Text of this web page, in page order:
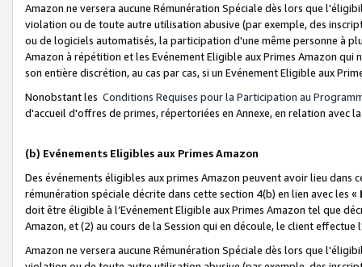
Amazon ne versera aucune Rémunération Spéciale dès lors que
violation ou de toute autre utilisation abusive (par exemple, des
ou de logiciels automatisés, la participation d'une même personne à
Amazon à répétition et les Evénement Eligible aux Primes Amazon qui
son entière discrétion, au cas par cas, si un Evénement Eligible aux
Nonobstant les Conditions Requises pour la Participation au
d'accueil d'offres de primes, répertoriées en Annexe, en relation avec
(b) Evénements Eligibles aux Primes Amazon
Des événements éligibles aux primes Amazon peuvent avoir lieu dans
rémunération spéciale décrite dans cette section 4(b) en lien avec les «
doit être éligible à l’Evénement Eligible aux Primes Amazon tel que
Amazon, et (2) au cours de la Session qui en découle, le client
Amazon ne versera aucune Rémunération Spéciale dès lors que